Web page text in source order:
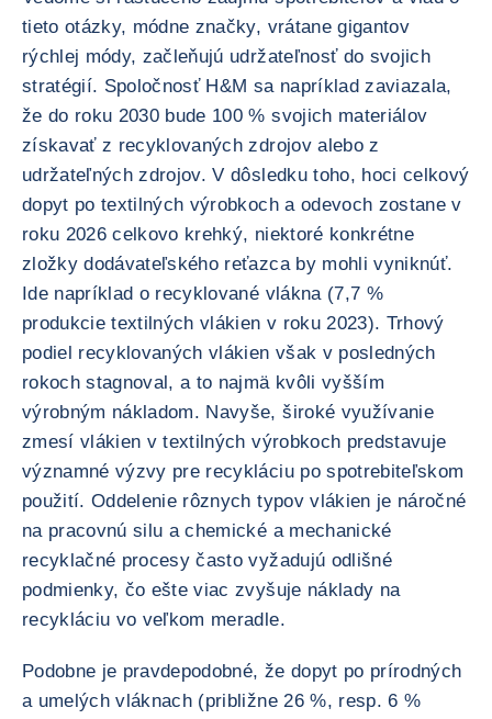
tieto otázky, módne značky, vrátane gigantov
rýchlej módy, začleňujú udržateľnosť do svojich
stratégií. Spoločnosť H&M sa napríklad zaviazala,
že do roku 2030 bude 100 % svojich materiálov
získavať z recyklovaných zdrojov alebo z
udržateľných zdrojov. V dôsledku toho, hoci celkový
dopyt po textilných výrobkoch a odevoch zostane v
roku 2026 celkovo krehký, niektoré konkrétne
zložky dodávateľského reťazca by mohli vyniknúť.
Ide napríklad o recyklované vlákna (7,7 %
produkcie textilných vlákien v roku 2023). Trhový
podiel recyklovaných vlákien však v posledných
rokoch stagnoval, a to najmä kvôli vyšším
výrobným nákladom. Navyše, široké využívanie
zmesí vlákien v textilných výrobkoch predstavuje
významné výzvy pre recykláciu po spotrebiteľskom
použití. Oddelenie rôznych typov vlákien je náročné
na pracovnú silu a chemické a mechanické
recyklačné procesy často vyžadujú odlišné
podmienky, čo ešte viac zvyšuje náklady na
recykláciu vo veľkom meradle.
Podobne je pravdepodobné, že dopyt po prírodných
a umelých vláknach (približne 26 %, resp. 6 %